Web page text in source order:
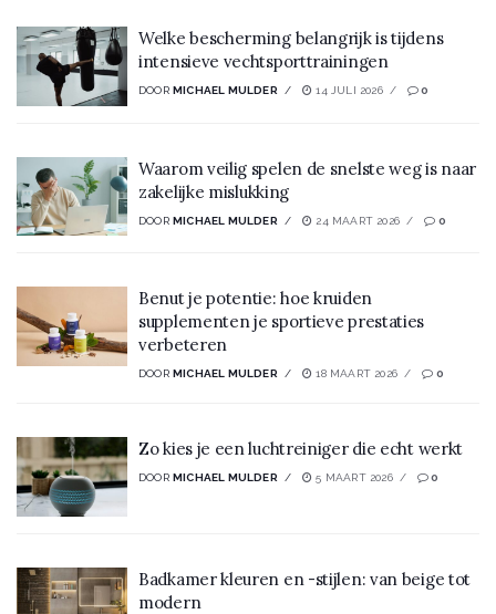
Welke bescherming belangrijk is tijdens
intensieve vechtsporttrainingen
DOOR MICHAEL MULDER 14 JULI 2026 0
Waarom veilig spelen de snelste weg is naar
zakelijke mislukking
DOOR MICHAEL MULDER 24 MAART 2026 0
Benut je potentie: hoe kruiden
supplementen je sportieve prestaties
verbeteren
DOOR MICHAEL MULDER 18 MAART 2026 0
Zo kies je een luchtreiniger die echt werkt
DOOR MICHAEL MULDER 5 MAART 2026 0
Badkamer kleuren en -stijlen: van beige tot
modern